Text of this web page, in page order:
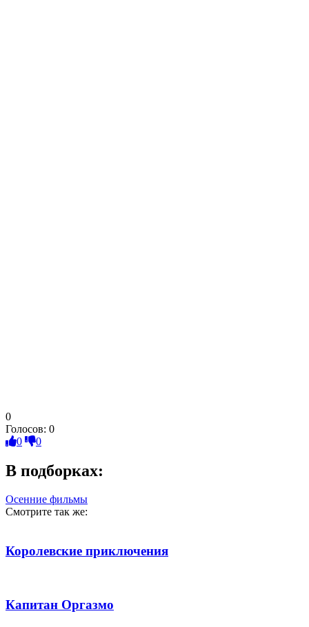
0
Голосов: 0
0
0
В подборках:
Осенние фильмы
Смотрите так же:
Королевские приключения
Капитан Оргазмо